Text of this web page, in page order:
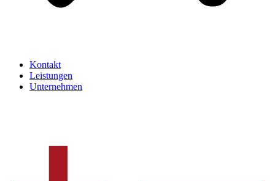
Kontakt
Leistungen
Unternehmen